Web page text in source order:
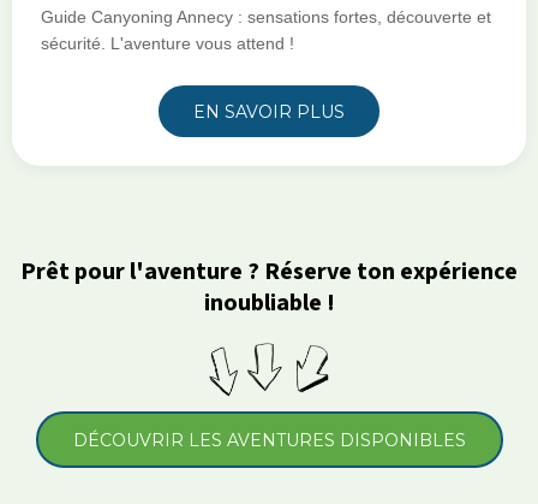
Guide Canyoning Annecy : sensations fortes, découverte et
sécurité. L'aventure vous attend !
EN SAVOIR PLUS
Prêt pour l'aventure ? Réserve ton expérience
inoubliable !
DÉCOUVRIR LES AVENTURES DISPONIBLES